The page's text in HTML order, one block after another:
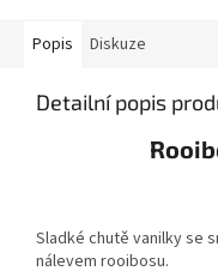
Popis Diskuze
Detailní popis
Sladké chutě vanilky se
nálevem rooibosu.